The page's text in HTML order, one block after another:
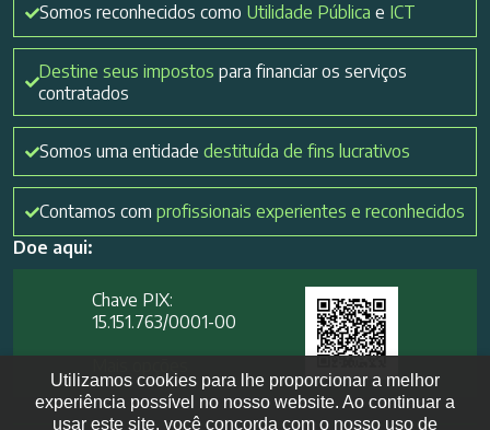
Somos reconhecidos como Utilidade Pública e ICT
Destine seus impostos para financiar os serviços
contratados
Somos uma entidade destituída de fins lucrativos
Contamos com profissionais experientes e reconhecidos
Doe aqui:
Chave PIX:
15.151.763/0001-00​
Utilizamos cookies para lhe proporcionar a melhor
experiência possível no nosso website. Ao continuar a
usar este site, você concorda com o nosso uso de